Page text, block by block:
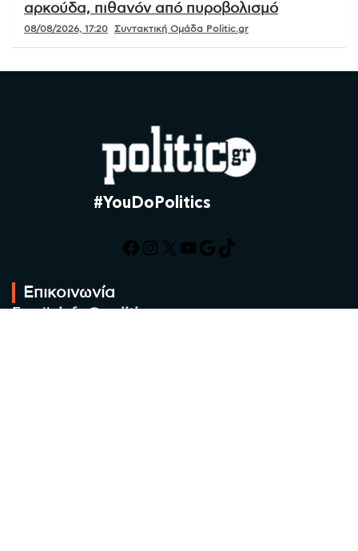
αρκούδα, πιθανόν από πυροβολισμό
08/08/2026, 17:20 Συντακτική Ομάδα Politic.gr
#YouDoPolitics
Facebook
Instagram
X YouTube
Google
TikTok
Επικοινωνία
Email: